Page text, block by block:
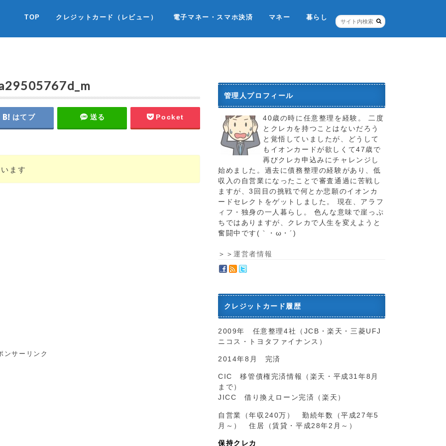
TOP クレジットカード（レビュー） 電子マネー・スマホ決済 マネー 暮らし
はてブ 送る Pocket
ます
ンサーリンク
管理人プロフィール
40歳の時に任意整理を経験。 二度
とクレカを持つことはないだろう
と覚悟していましたが、どうして
もイオンカードが欲しくて47歳で
再びクレカ申込みにチャレンジし
始めました。過去に債務整理の経験があり、低
収入の自営業になったことで審査通過に苦戦し
ますが、3回目の挑戦で何とか悲願のイオンカ
ードセレクトをゲットしました。 現在、アラフ
ィフ・独身の一人暮らし。 色んな意味で崖っぷ
ちではありますが、クレカで人生を変えようと
奮闘中です(｀・ω・´)ゞ
＞＞運営者情報
クレジットカード履歴
2009年 任意整理4社（JCB・楽天・三菱UFJ
ニコス・トヨタファイナンス）
2014年8月 完済
CIC 移管債権完済情報（楽天・平成31年8月
まで）
JICC 借り換えローン完済（楽天）
自営業（年収240万） 勤続年数（平成27年5
月～） 住居（賃貸・平成28年2月～）
保持クレカ